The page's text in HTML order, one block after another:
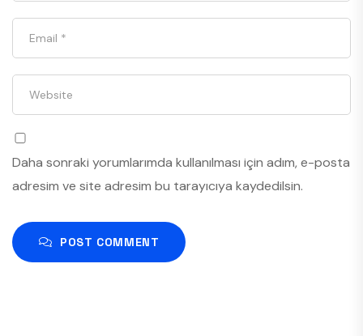
Daha sonraki yorumlarımda kullanılması için adım, e-posta
adresim ve site adresim bu tarayıcıya kaydedilsin.
POST COMMENT